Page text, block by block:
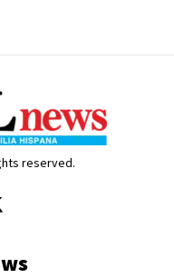
reserved.